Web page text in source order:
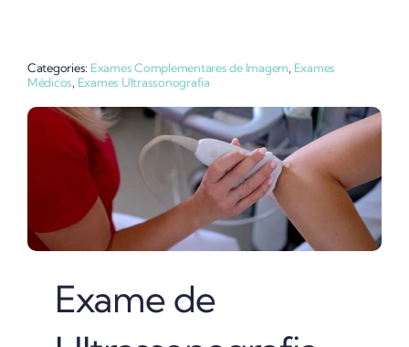
Categories: Exames Complementares de Imagem, Exames
Médicos, Exames Ultrassonografia
Exame de